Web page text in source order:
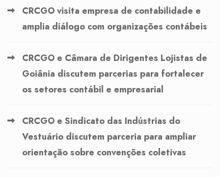
CRCGO visita empresa de contabilidade e
amplia diálogo com organizações contábeis
CRCGO e Câmara de Dirigentes Lojistas de
Goiânia discutem parcerias para fortalecer
os setores contábil e empresarial
CRCGO e Sindicato das Indústrias do
Vestuário discutem parceria para ampliar
orientação sobre convenções coletivas